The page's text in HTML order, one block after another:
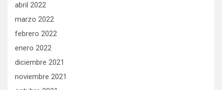
abril 2022
marzo 2022
febrero 2022
enero 2022
diciembre 2021
noviembre 2021